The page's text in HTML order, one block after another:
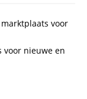
voor
voor nieuwe en